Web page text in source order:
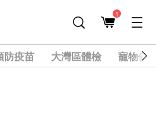
1
防疫苗 大灣區體檢 寵物健